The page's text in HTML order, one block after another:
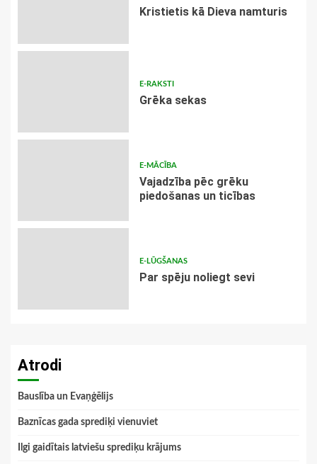
Kristietis kā Dieva namturis
E-RAKSTI
Grēka sekas
E-MĀCĪBA
Vajadzība pēc grēku
piedošanas un ticības
E-LŪGŠANAS
Par spēju noliegt sevi
Atrodi
Bauslība un Evaņģēlijs
Baznīcas gada sprediķi vienuviet
Ilgi gaidītais latviešu sprediķu krājums